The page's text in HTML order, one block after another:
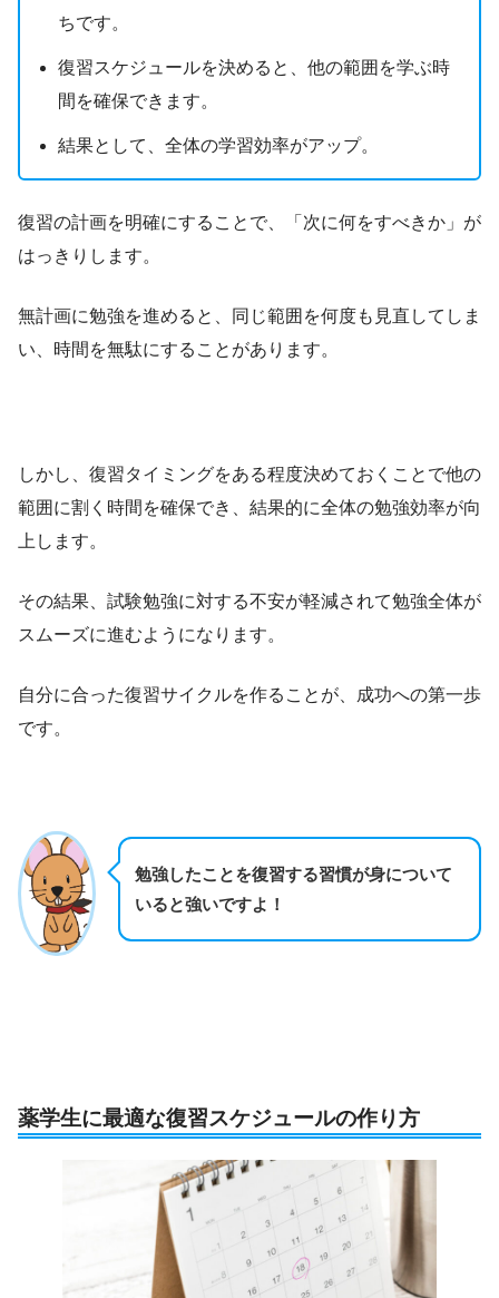
ちです。
復習スケジュールを決めると、他の範囲を学ぶ時
間を確保できます。
結果として、全体の学習効率がアップ。
復習の計画を明確にすることで、「次に何をすべきか」が
はっきりします。
無計画に勉強を進めると、同じ範囲を何度も見直してしま
い、時間を無駄にすることがあります。
しかし、復習タイミングをある程度決めておくことで他の
範囲に割く時間を確保でき、結果的に全体の勉強効率が向
上します。
その結果、試験勉強に対する不安が軽減されて勉強全体が
スムーズに進むようになります。
自分に合った復習サイクルを作ることが、成功への第一歩
です。
勉強したことを復習する習慣が身について
いると強いですよ！
薬学生に最適な復習スケジュールの作り方